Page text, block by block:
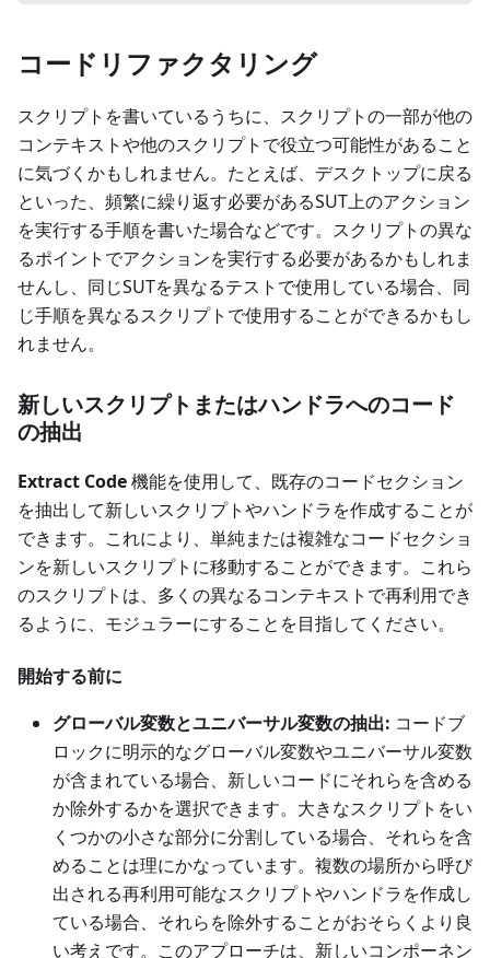
コードリファクタリング
スクリプトを書いているうちに、スクリプトの一部が他の
コンテキストや他のスクリプトで役立つ可能性があること
に気づくかもしれません。たとえば、デスクトップに戻る
といった、頻繁に繰り返す必要があるSUT上のアクション
を実行する手順を書いた場合などです。スクリプトの異な
るポイントでアクションを実行する必要があるかもしれま
せんし、同じSUTを異なるテストで使用している場合、同
じ手順を異なるスクリプトで使用することができるかもし
れません。
新しいスクリプトまたはハンドラへのコード
の抽出
Extract Code機能を使用して、既存のコードセクション
を抽出して新しいスクリプトやハンドラを作成することが
できます。これにより、単純または複雑なコードセクショ
ンを新しいスクリプトに移動することができます。これら
のスクリプトは、多くの異なるコンテキストで再利用でき
るように、モジュラーにすることを目指してください。
開始する前に
グローバル変数とユニバーサル変数の抽出: コードブ
ロックに明示的なグローバル変数やユニバーサル変数
が含まれている場合、新しいコードにそれらを含める
か除外するかを選択できます。大きなスクリプトをい
くつかの小さな部分に分割している場合、それらを含
めることは理にかなっています。複数の場所から呼び
出される再利用可能なスクリプトやハンドラを作成し
ている場合、それらを除外することがおそらくより良
い考えです。このアプローチは、新しいコンポーネン